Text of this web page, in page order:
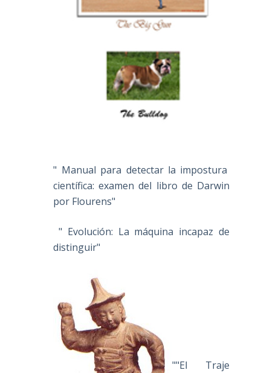
" Manual para detectar la impostura
científica: examen del libro de Darwin
por Flourens"
" Evolución: La máquina incapaz de
distinguir"
""El Traje